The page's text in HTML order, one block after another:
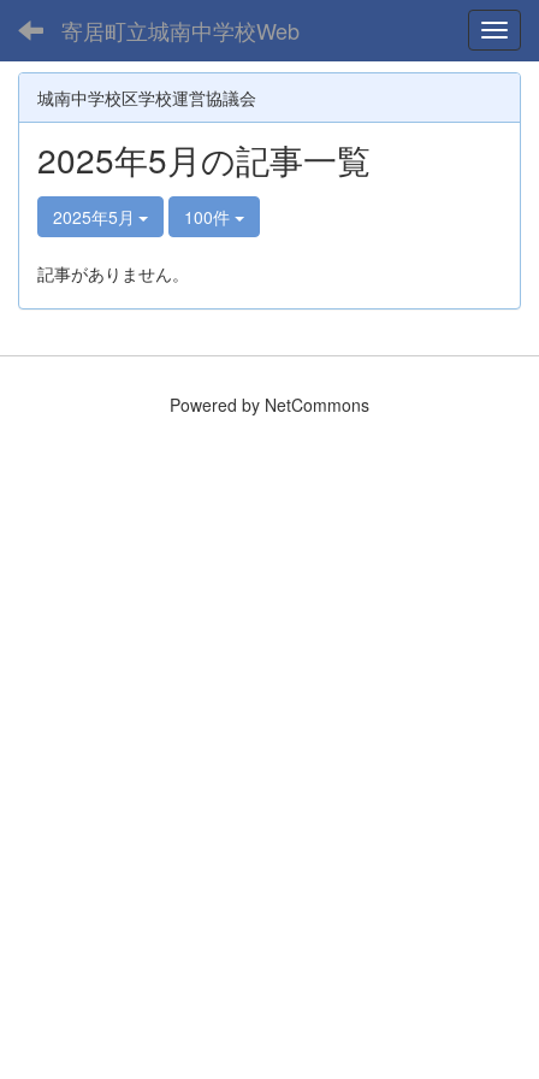
寄居町立城南中学校Web
城南中学校区学校運営協議会
2025年5月の記事一覧
2025年5月 100件
記事がありません。
Powered by NetCommons